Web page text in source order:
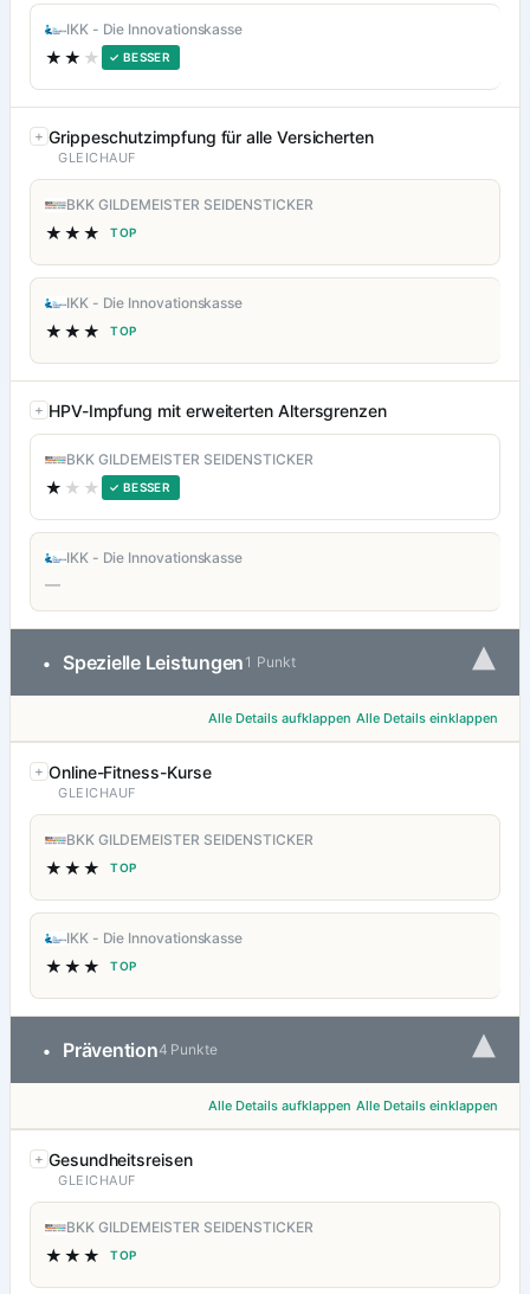
IKK - Die Innovationskasse
★★ ★ ✓ BESSER
Grippeschutzimpfung für alle Versicherten
GLEICHAUF
BKK GILDEMEISTER SEIDENSTICKER
★★★ TOP
IKK - Die Innovationskasse
★★★ TOP
HPV-Impfung mit erweiterten Altersgrenzen
BKK GILDEMEISTER SEIDENSTICKER
★ ★★ ✓ BESSER
IKK - Die Innovationskasse
—
• Spezielle Leistungen 1 Punkt ▾
Alle Details aufklappen Alle Details einklappen
Online-Fitness-Kurse
GLEICHAUF
BKK GILDEMEISTER SEIDENSTICKER
★★★ TOP
IKK - Die Innovationskasse
★★★ TOP
• Prävention4 Punkte ▾
Alle Details aufklappen Alle Details einklappen
Gesundheitsreisen
GLEICHAUF
BKK GILDEMEISTER SEIDENSTICKER
★★★ TOP